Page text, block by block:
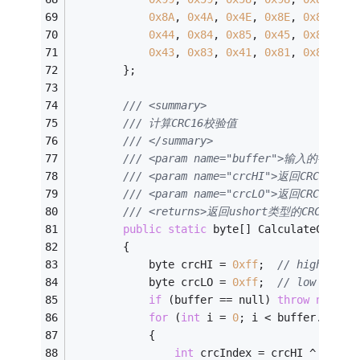
0x8A, 0x4A, 0x4E, 0x8E, 0x8F
0x44, 0x84, 0x85, 0x45, 0x87
0x43, 0x83, 0x41, 0x81, 0x80
        };
/// <summary>
/// 计算CRC16校验值
/// </summary>
/// <param name="buffer">输入的字节数
/// <param name="crcHI">返回CRC16高位
/// <param name="crcLO">返回CRC16低位
/// <returns>返回ushort类型的CRC16校
public static byte[] CalculateCrc16(
        {
            byte crcHI =
0xff; // high crc
            byte crcLO =
0xff; // low crc
if (buffer == null) throw new
for (int i = 0; i <
            {
int crcIndex = crcHI ^